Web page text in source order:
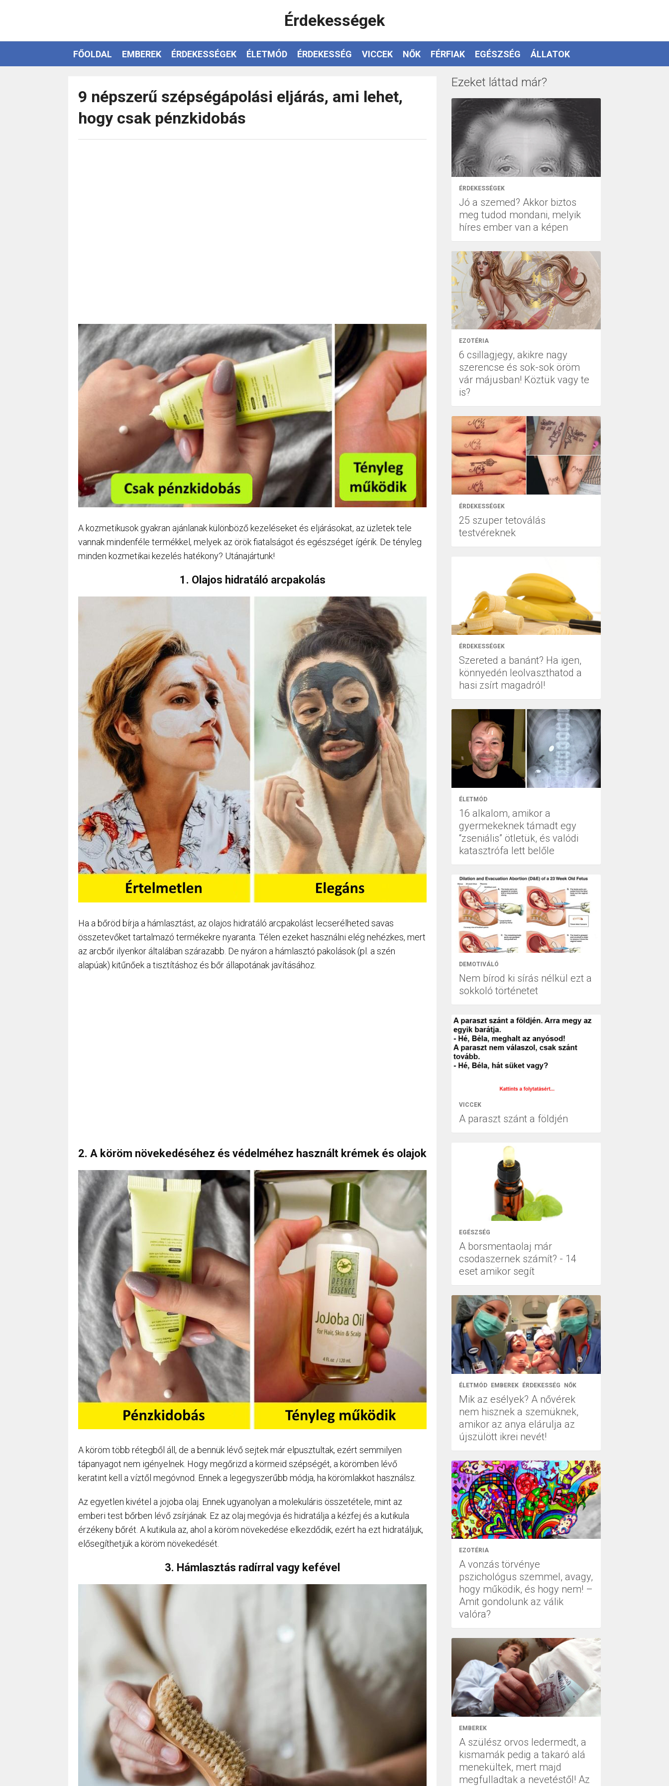
Érdekességek
FŐOLDAL EMBEREK ÉRDEKESSÉGEK ÉLETMÓD ÉRDEKESSÉG VICCEK NŐK FÉRFIAK EGÉSZSÉG ÁLLATOK
9 népszerű szépségápolási eljárás, ami lehet,
hogy csak pénzkidobás
A kozmetikusok gyakran ajánlanak különböző kezeléseket és eljárásokat, az üzletek tele
vannak mindenféle termékkel, melyek az örök fiatalságot és egészséget ígérik. De tényleg
minden kozmetikai kezelés hatékony? Utánajártunk!
1. Olajos hidratáló arcpakolás
Ha a bőröd bírja a hámlasztást, az olajos hidratáló arcpakolást lecserélheted savas
összetevőket tartalmazó termékekre nyaranta. Télen ezeket használni elég nehézkes, mert
az arcbőr ilyenkor általában szárazabb. De nyáron a hámlasztó pakolások (pl. a szén
alapúak) kitűnőek a tisztításhoz és bőr állapotának javításához.
2. A köröm növekedéséhez és védelméhez használt krémek és olajok
A köröm több rétegből áll, de a bennük lévő sejtek már elpusztultak, ezért semmilyen
tápanyagot nem igényelnek. Hogy megőrizd a körmeid szépségét, a körömben lévő
keratint kell a víztől megóvnod. Ennek a legegyszerűbb módja, ha körömlakkot használsz.
Az egyetlen kivétel a jojoba olaj. Ennek ugyanolyan a molekuláris összetétele, mint az
emberi test bőrben lévő zsírjának. Ez az olaj megóvja és hidratálja a kézfej és a kutikula
érzékeny bőrét. A kutikula az, ahol a köröm növekedése elkezdődik, ezért ha ezt hidratáljuk,
elősegíthetjük a köröm növekedését.
3. Hámlasztás radírral vagy kefével
Ezeket láttad már?
ÉRDEKESSÉGEK
Jó a szemed? Akkor biztos
meg tudod mondani, melyik
híres ember van a képen
EZOTÉRIA
6 csillagjegy, akikre nagy
szerencse és sok-sok öröm
vár májusban! Köztük vagy te
is?
ÉRDEKESSÉGEK
25 szuper tetoválás
testvéreknek
ÉRDEKESSÉGEK
Szereted a banánt? Ha igen,
könnyedén leolvaszthatod a
hasi zsírt magadról!
ÉLETMÓD
16 alkalom, amikor a
gyermekeknek támadt egy
“zseniális” ötletük, és valódi
katasztrófa lett belőle
DEMOTIVÁLÓ
Nem bírod ki sírás nélkül ezt a
sokkoló történetet
VICCEK
A paraszt szánt a földjén
EGÉSZSÉG
A borsmentaolaj már
csodaszernek számít? - 14
eset amikor segít
ÉLETMÓD EMBEREK ÉRDEKESSÉG NŐK
Mik az esélyek? A nővérek
nem hisznek a szemüknek,
amikor az anya elárulja az
újszülött ikrei nevét!
EZOTÉRIA
A vonzás törvénye
pszichológus szemmel, avagy,
hogy működik, és hogy nem! –
Amit gondolunk az válik
valóra?
EMBEREK
A szülész orvos ledermedt, a
kismamák pedig a takaró alá
menekültek, mert majd
megfulladtak a nevetéstől! Az